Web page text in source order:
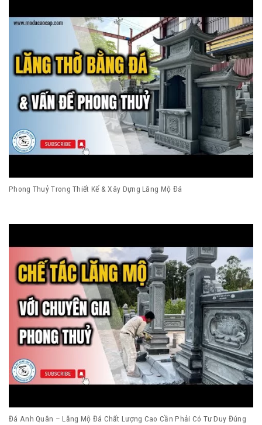
Phong Thuỷ Trong Thiết Kế & Xây Dựng Lăng Mộ Đá
Đá Anh Quân – Lăng Mộ Đá Chất Lượng Cao Cần Phải Có Tư Duy Đúng